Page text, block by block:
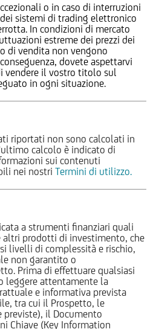
o in caso di interruzioni
sistemi di trading elettronico
In condizioni di mercato
estreme dei prezzi dei
di vendita non vengono
dovete aspettarvi
vendere il vostro titolo sul
in ogni situazione.
riportati non sono calcolati in
calcolo è indicato di
sui contenuti
nei nostri Termini di utilizzo.
a strumenti finanziari quali
altri prodotti di investimento, che
livelli di complessità e rischio,
non garantito o
Prima di effettuare qualsiasi
leggere attentamente la
e informativa prevista
tra cui il Prospetto, le
previste), il Documento
Chiave (Key Information